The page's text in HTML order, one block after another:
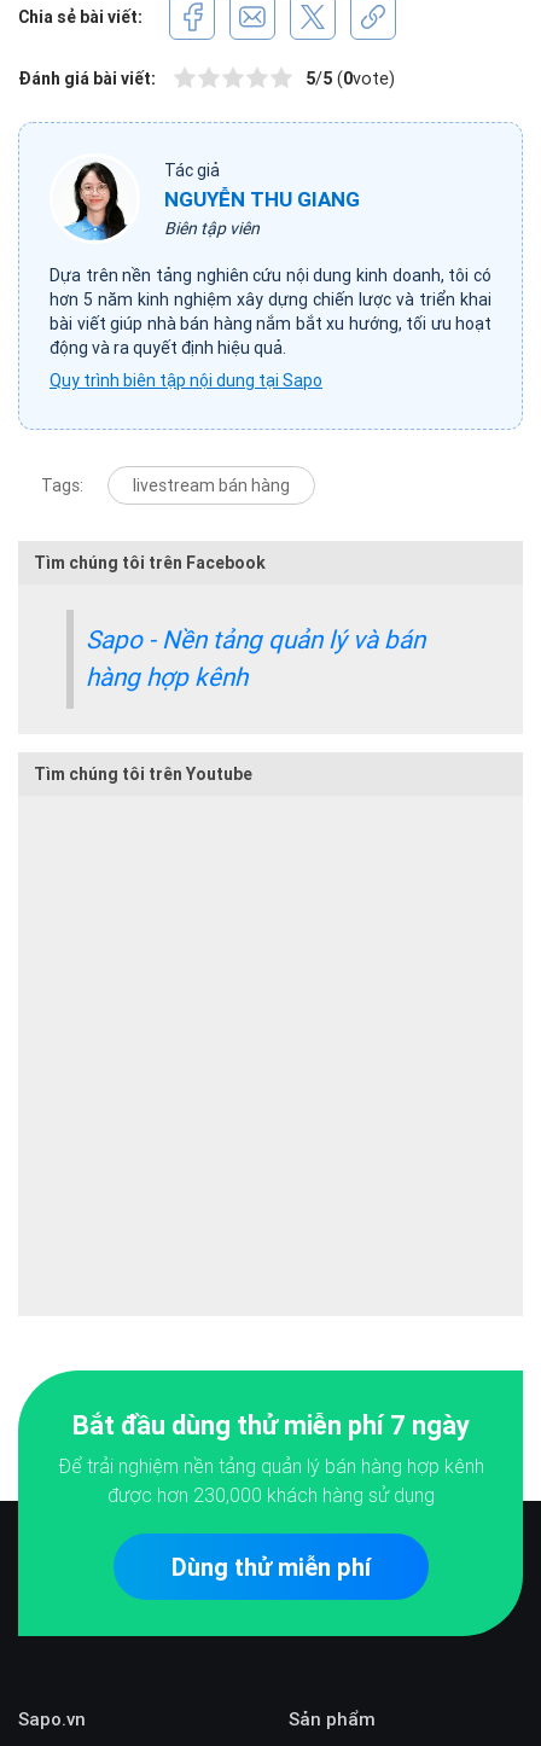
Chia sẻ bài viết:
Đánh giá bài viết: 5/5 (0vote)
Tác giả
NGUYỄN THU GIANG
Biên tập viên
Dựa trên nền tảng nghiên cứu nội dung kinh doanh, tôi có
hơn 5 năm kinh nghiệm xây dựng chiến lược và triển khai
bài viết giúp nhà bán hàng nắm bắt xu hướng, tối ưu hoạt
động và ra quyết định hiệu quả.
Quy trình biên tập nội dung tại Sapo
Tags: livestream bán hàng
Tìm chúng tôi trên Facebook
Sapo - Nền tảng quản lý và bán
hàng hợp kênh
Tìm chúng tôi trên Youtube
Bắt đầu dùng thử miễn phí 7 ngày
Để trải nghiệm nền tảng quản lý bán hàng hợp kênh
được hơn 230,000 khách hàng sử dụng
Dùng thử miễn phí
Sapo.vn Sản phẩm